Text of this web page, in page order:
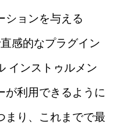
ションを与える
感的なプラグイン
インストゥルメン
が利用できるように
まり、これまでで最